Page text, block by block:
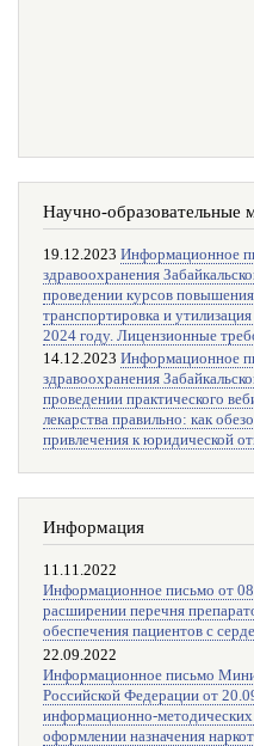
Научно-образовательные
19.12.2023 Информационное
здравоохранения
проведении курсов
транспортировка и
2024 году. Лицензионные
14.12.2023 Информационное
здравоохранения
проведении практического
лекарства правильно: как
привлечения к юридической
Информация
11.11.2022
Информационное письмо от
расширении перечня
обеспечения пациентов с
22.09.2022
Информационное письмо
Российской Федерации от
информационно-методических
оформлении назначения